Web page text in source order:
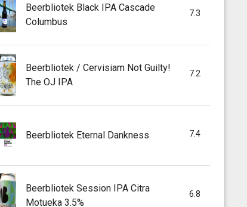
Beerbliotek Black IPA Cascade
Columbus
7.3
Beerbliotek / Cervisiam Not Guilty!
The OJ IPA
7.2
Beerbliotek Eternal Dankness 7.4
Beerbliotek Session IPA Citra
Motueka 3.5%
6.8